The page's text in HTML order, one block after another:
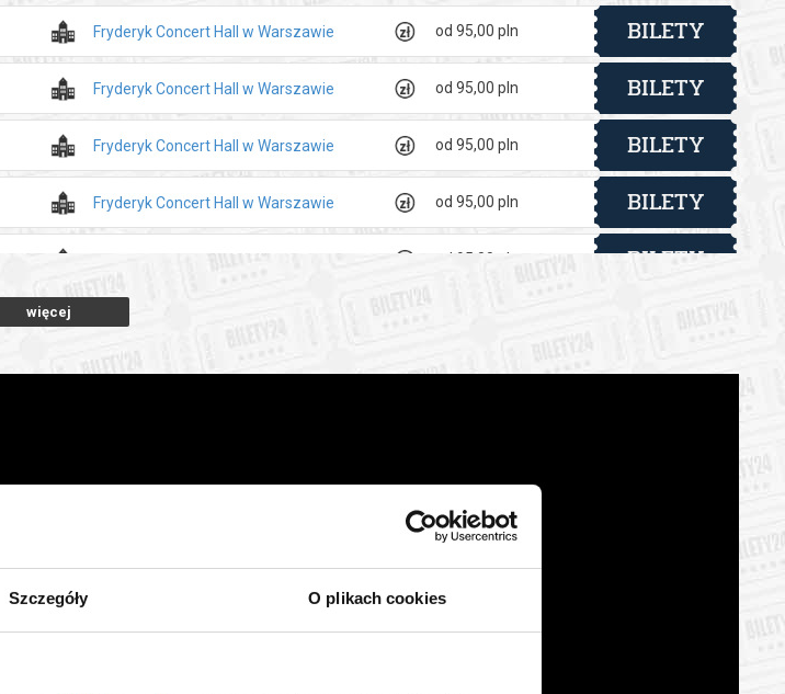
Szczegóły O plikach cookies
Fryderyk Concert Hall w Warszawie od 95,00 pln BILETY
Fryderyk Concert Hall w Warszawie od 95,00 pln BILETY
Fryderyk Concert Hall w Warszawie od 95,00 pln BILETY
Fryderyk Concert Hall w Warszawie od 95,00 pln BILETY
Fryderyk Concert Hall w Warszawie od 95,00 pln BILETY
BILETY
Fryderyk Concert Hall w Warszawie od 95,00 pln BILETY
Fryderyk Concert Hall w Warszawie od 95,00 pln
od 95,00 pln
Fryderyk Concert Hall w Warszawie od 95,00 pln
więcej